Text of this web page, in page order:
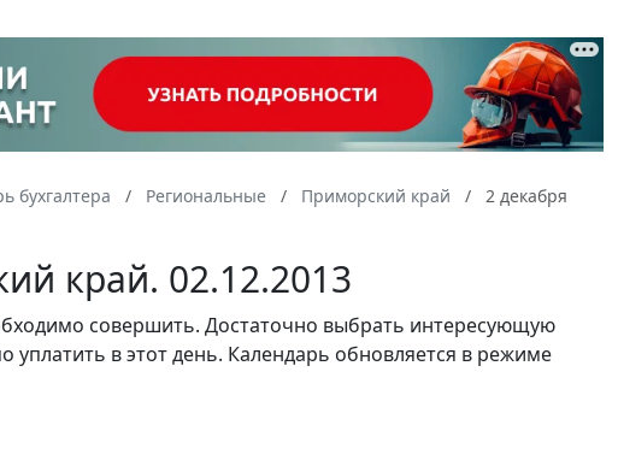
бухгалтера Региональные Приморский край
2 декабря
край. 02.12.2013
совершить. Достаточно выбрать интересующую
в этот день. Календарь обновляется в режиме